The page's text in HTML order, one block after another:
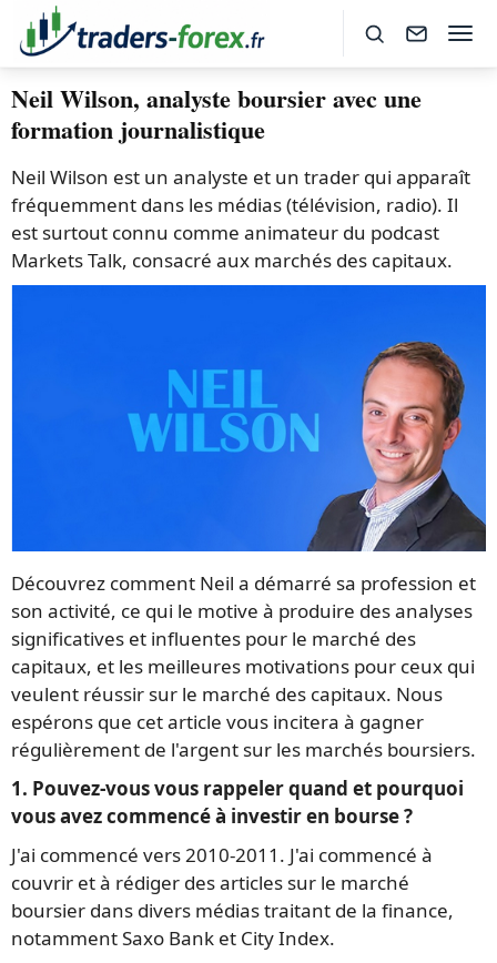
Neil Wilson, analyste boursier avec une
formation journalistique
Neil Wilson est un analyste et un trader qui apparaît
fréquemment dans les médias (télévision, radio). Il
est surtout connu comme animateur du podcast
Markets Talk, consacré aux marchés des capitaux.
Découvrez comment Neil a démarré sa profession et
son activité, ce qui le motive à produire des analyses
significatives et influentes pour le marché des
capitaux, et les meilleures motivations pour ceux qui
veulent réussir sur le marché des capitaux. Nous
espérons que cet article vous incitera à gagner
régulièrement de l'argent sur les marchés boursiers.
1. Pouvez-vous vous rappeler quand et pourquoi
vous avez commencé à investir en bourse ?
J'ai commencé vers 2010-2011. J'ai commencé à
couvrir et à rédiger des articles sur le marché
boursier dans divers médias traitant de la finance,
notamment Saxo Bank et City Index.